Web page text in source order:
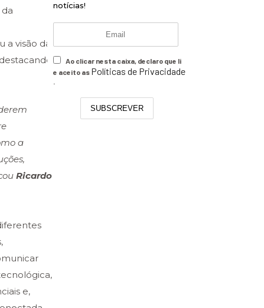
visão da
a
Ricardo
e,
notícias!
Ao clicar nesta caixa, declaro que li
e aceito as Políticas de Privacidade
.
SUBSCREVER